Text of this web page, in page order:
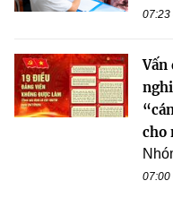
07:23
Vấn
cho
07:00